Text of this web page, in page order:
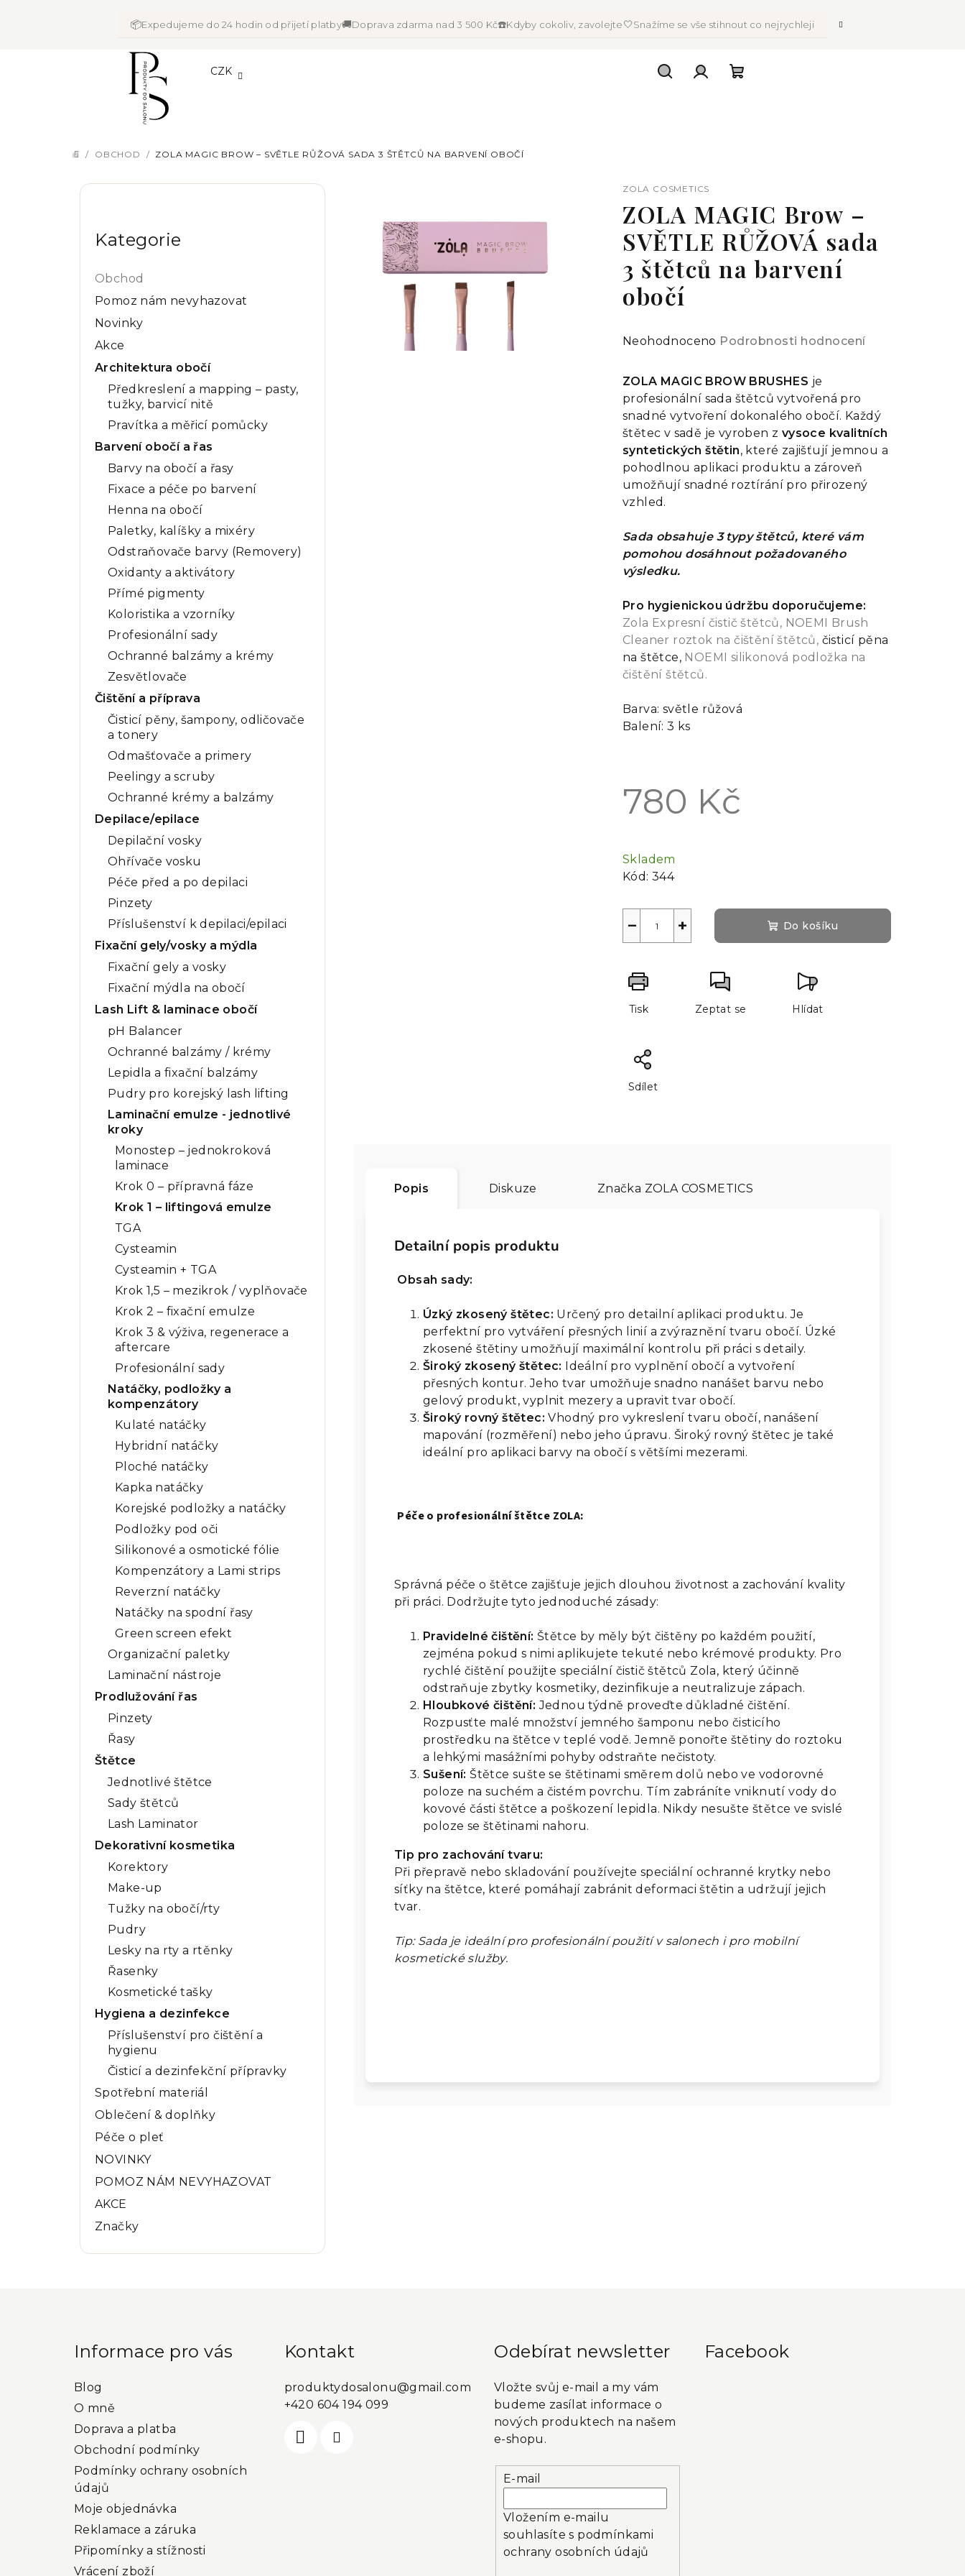
📦Expedujeme do 24 hodin od přijetí platby🚚Doprava zdarma nad 3 500 Kč☎️Kdyby cokoliv, zavolejte🤍Snažíme se vše stihnout co nejrychleji
CZK
DOMŮ
/ OBCHOD / ZOLA MAGIC BROW – SVĚTLE RŮŽOVÁ SADA 3 ŠTĚTCŮ NA BARVENÍ OBOČÍ
Kategorie
Obchod
Pomoz nám nevyhazovat
Novinky
Akce
Architektura obočí
Předkreslení a mapping – pasty,
tužky, barvicí nitě
Pravítka a měřicí pomůcky
Barvení obočí a řas
Barvy na obočí a řasy
Fixace a péče po barvení
Henna na obočí
Paletky, kalíšky a mixéry
Odstraňovače barvy (Removery)
Oxidanty a aktivátory
Přímé pigmenty
Koloristika a vzorníky
Profesionální sady
Ochranné balzámy a krémy
Zesvětlovače
Čištění a příprava
Čisticí pěny, šampony, odličovače
a tonery
Odmašťovače a primery
Peelingy a scruby
Ochranné krémy a balzámy
Depilace/epilace
Depilační vosky
Ohřívače vosku
Péče před a po depilaci
Pinzety
Příslušenství k depilaci/epilaci
Fixační gely/vosky a mýdla
Fixační gely a vosky
Fixační mýdla na obočí
Lash Lift & laminace obočí
pH Balancer
Ochranné balzámy / krémy
Lepidla a fixační balzámy
Pudry pro korejský lash lifting
Laminační emulze - jednotlivé
kroky
Monostep – jednokroková
laminace
Krok 0 – přípravná fáze
Krok 1 – liftingová emulze
TGA
Cysteamin
Cysteamin + TGA
Krok 1,5 – mezikrok / vyplňovače
Krok 2 – fixační emulze
Krok 3 & výživa, regenerace a
aftercare
Profesionální sady
Natáčky, podložky a
kompenzátory
Kulaté natáčky
Hybridní natáčky
Ploché natáčky
Kapka natáčky
Korejské podložky a natáčky
Podložky pod oči
Silikonové a osmotické fólie
Kompenzátory a Lami strips
Reverzní natáčky
Natáčky na spodní řasy
Green screen efekt
Organizační paletky
Laminační nástroje
Prodlužování řas
Pinzety
Řasy
Štětce
Jednotlivé štětce
Sady štětců
Lash Laminator
Dekorativní kosmetika
Korektory
Make-up
Tužky na obočí/rty
Pudry
Lesky na rty a rtěnky
Řasenky
Kosmetické tašky
Hygiena a dezinfekce
Příslušenství pro čištění a
hygienu
Čisticí a dezinfekční přípravky
Spotřební materiál
Oblečení & doplňky
Péče o pleť
NOVINKY
POMOZ NÁM NEVYHAZOVAT
AKCE
Značky
ZOLA COSMETICS
ZOLA MAGIC Brow –
SVĚTLE RŮŽOVÁ sada
3 štětců na barvení
obočí
Průměrné
produktu
0,0
z
hvězdiček.
Neohodnoceno Podrobnosti hodnocení
ZOLA MAGIC BROW BRUSHES je
profesionální sada štětců vytvořená pro
snadné vytvoření dokonalého obočí. Každý
štětec v sadě je vyroben z vysoce kvalitních
syntetických štětin, které zajišťují jemnou a
pohodlnou aplikaci produktu a zároveň
umožňují snadné roztírání pro přirozený
vzhled.
Sada obsahuje 3 typy štětců, které vám
pomohou dosáhnout požadovaného
výsledku.
Pro hygienickou údržbu doporučujeme:
Zola Expresní čistič štětců, NOEMI Brush
Cleaner roztok na čištění štětců, čisticí pěna
na štětce, NOEMI silikonová podložka na
čištění štětců.
Barva: světle růžová
Balení: 3 ks
780 Kč
cena:
Skladem
Kód: 344
+
− Do košíku
Tisk Zeptat se Hlídat
Sdílet
Popis Diskuze Značka ZOLA COSMETICS
Detailní popis produktu
Obsah sady:
Úzký zkosený štětec: Určený pro detailní aplikaci produktu. Je
perfektní pro vytváření přesných linií a zvýraznění tvaru obočí. Úzké
zkosené štětiny umožňují maximální kontrolu při práci s detaily.
Široký zkosený štětec: Ideální pro vyplnění obočí a vytvoření
přesných kontur. Jeho tvar umožňuje snadno nanášet barvu nebo
gelový produkt, vyplnit mezery a upravit tvar obočí.
Široký rovný štětec:Vhodný pro vykreslení tvaru obočí, nanášení
mapování (rozměření) nebo jeho úpravu. Široký rovný štětec je také
ideální pro aplikaci barvy na obočí s většími mezerami.
Péče o profesionální štětce ZOLA:
Správná péče o štětce zajišťuje jejich dlouhou životnost a zachování kvality
při práci. Dodržujte tyto jednoduché zásady:
Pravidelné čištění: Štětce by měly být čištěny po každém použití,
zejména pokud s nimi aplikujete tekuté nebo krémové produkty. Pro
rychlé čištění použijte speciální čistič štětců Zola, který účinně
odstraňuje zbytky kosmetiky, dezinfikuje a neutralizuje zápach.
Hloubkové čištění: Jednou týdně proveďte důkladné čištění.
Rozpusťte malé množství jemného šamponu nebo čisticího
prostředku na štětce v teplé vodě. Jemně ponořte štětiny do roztoku
a lehkými masážními pohyby odstraňte nečistoty.
Sušení: Štětce sušte se štětinami směrem dolů nebo ve vodorovné
poloze na suchém a čistém povrchu. Tím zabráníte vniknutí vody do
kovové části štětce a poškození lepidla. Nikdy nesušte štětce ve svislé
poloze se štětinami nahoru.
Tip pro zachování tvaru:
Při přepravě nebo skladování používejte speciální ochranné krytky nebo
síťky na štětce, které pomáhají zabránit deformaci štětin a udržují jejich
tvar.
Tip: Sada je ideální pro profesionální použití v salonech i pro mobilní
kosmetické služby.
Informace pro vás
Blog
O mně
Doprava a platba
Obchodní podmínky
Podmínky ochrany osobních
údajů
Moje objednávka
Reklamace a záruka
Připomínky a stížnosti
Vrácení zboží
Kontakt
produktydosalonu@gmail.com
+420 604 194 099
Odebírat newsletter
Vložte svůj e-mail a my vám
budeme zasílat informace o
nových produktech na našem
e-shopu.
E-mail
Vložením e-mailu
souhlasíte s podmínkami
ochrany osobních údajů
Facebook